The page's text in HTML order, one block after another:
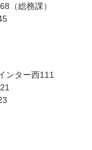
（総務課）
ンター西111